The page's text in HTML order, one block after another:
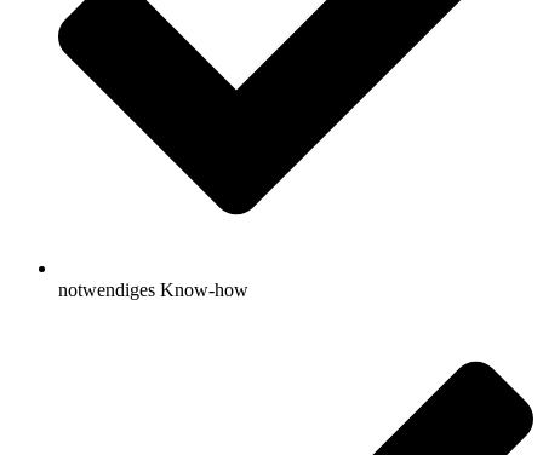
notwendiges Know-how